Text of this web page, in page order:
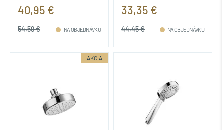
5B9C03C00
40,95 €
54,59 € NA OBJEDNÁVKU
33,35 €
44,45 € NA OBJEDNÁVKU
AKCIA